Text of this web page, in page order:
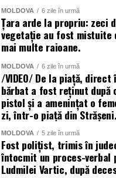
MOLDOVA 6 zile în urmă
Țara arde la propriu: zeci
vegetație au fost mistuite
mai multe raioane.
MOLDOVA 6 zile în urmă
/VIDEO/ De la piață, direct
bărbat a fost reținut după
pistol și a amenințat o
zi, într-o piață din Strășeni.
MOLDOVA 5 zile în urmă
Fost polițist, trimis în
întocmit un proces-verbal
Ludmilei Vartic, după